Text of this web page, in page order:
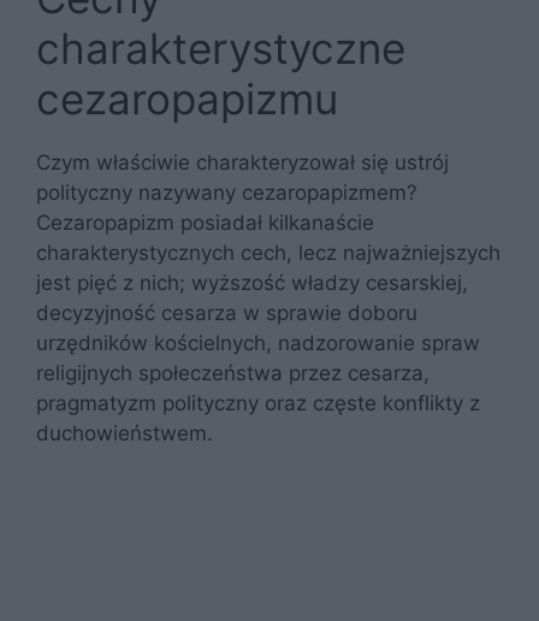
charakterystyczne
cezaropapizmu
Czym właściwie charakteryzował się ustrój
polityczny nazywany cezaropapizmem?
Cezaropapizm posiadał kilkanaście
charakterystycznych cech, lecz najważniejszych
jest pięć z nich; wyższość władzy cesarskiej,
decyzyjność cesarza w sprawie doboru
urzędników kościelnych, nadzorowanie spraw
religijnych społeczeństwa przez cesarza,
pragmatyzm polityczny oraz częste konflikty z
duchowieństwem.